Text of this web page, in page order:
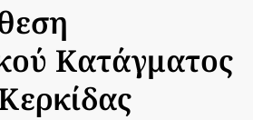
Κατάγματος